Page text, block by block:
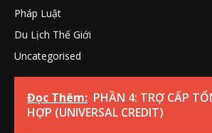
Pháp Luật
Du Lịch Thế Giới
Uncategorised
Đọc Thêm: PHẦN 4: TRỢ CẤP
HỢP (UNIVERSAL CREDIT)